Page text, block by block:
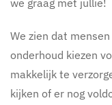
we graag met jullie!
We zien dat
onderhoud kiezen
makkelijk te
kijken of er nog